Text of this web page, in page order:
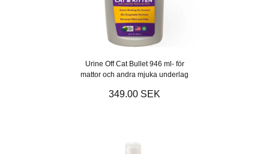
Urine Off Cat Bullet 946 ml- för
mattor och andra mjuka underlag
349.00 SEK